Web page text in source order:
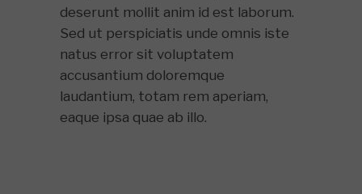
deserunt mollit anim id est laborum.
Sed ut perspiciatis unde omnis iste
natus error sit voluptatem
accusantium doloremque
laudantium, totam rem aperiam,
eaque ipsa quae ab illo.